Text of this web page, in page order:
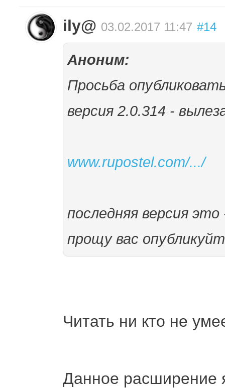
ily@ 03.02.2017 11:47 #14
Аноним:
Просьба
версия 2.0.314 -
www.rupostel.com/.../
последняя версия это
прощу вас
Читать ни кто не
Данное расширение